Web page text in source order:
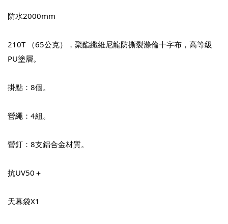
防水2000mm
210T （65公克），聚酯纖維尼龍防撕裂滌倫十字布，高等級
PU塗層。
掛點：8個。
營繩：4組。
營釘：8支鋁合金材質。
抗UV50＋
天幕袋X1